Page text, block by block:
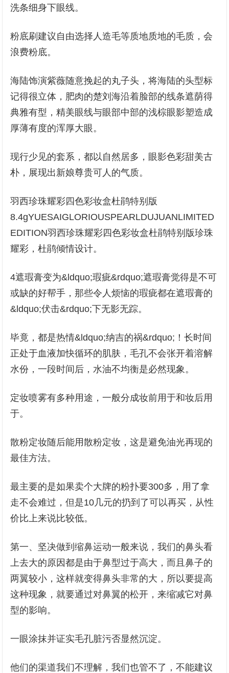
洗条细身下眼线。
粉底刷建议自由选择人造毛等质地质地的毛质，会
浪费粉底。
海陆饰演紫薇随意挽起的丸子头，将海陆的头型标
记得很立体，肥肉的楚刘海沿着脸部的线条遮荫得
典雅有型，精美眼线与眼部中部的浅棕眼影塑造成
厚薄有度的浑厚大眼。
现行少见的套系，都以自然居多，眼影色彩甜美古
朴，展现出新娘尊贵可人的气质。
羽西珍珠耀彩四色彩妆盒杜鹃特别版
8.4gYUESAIGLORIOUSPEARLDUJUANLIMITED
EDITION羽西珍珠耀彩四色彩妆盒杜鹃特别版珍珠
耀彩，杜鹃倾情设计。
4遮瑕膏变为&ldquo;瑕疵&rdquo;遮瑕膏觉得是不可
或缺的好帮手，那些令人烦恼的瑕疵都在遮瑕膏的
&ldquo;伏击&rdquo;下无影无踪。
毕竟，都是热情&ldquo;纳吉的祸&rdquo;！长时间
正处于血液加快循环的肌肤，毛孔不会张开着溶解
水份，一段时间后，水油不均衡是必然现象。
定妆喷雾有多种用途，一般分成妆前用于和妆后用
于。
散粉定妆随后能用散粉定妆，这是避免油光再现的
最佳方法。
最主要的是如果卖个大牌的粉扑要300多，用了拿
走不会难过，但是10几元的扔到了可以再买，从性
价比上来说比较低。
第一、坚决做到缩鼻运动一般来说，我们的鼻头看
上去大的原因都是由于鼻型过于高大，而且鼻子的
两翼较小，这样就变得鼻头非常的大，所以要提高
这种现象，就要通过对鼻翼的松开，来缩减它对鼻
型的影响。
一眼涂抹并证实毛孔脏污否显然沉淀。
他们的渠道我们不理解，我们也管不了，不能建议